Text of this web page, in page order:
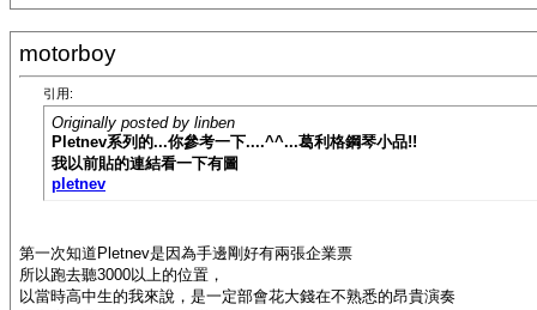
motorboy
引用:
Originally posted by linben
Pletnev系列的...你參考一下....^^...葛利格鋼琴小品!!
我以前貼的連結看一下有圖
pletnev
第一次知道Pletnev是因為手邊剛好有兩張企業票
所以跑去聽3000以上的位置，
以當時高中生的我來說，是一定部會花大錢在不熟悉的昂貴演奏